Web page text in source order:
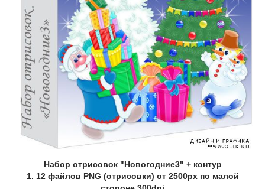
Набор отрисовок "Новогодние3" + контур
1. 12 файлов PNG (отрисовки) от 2500px по малой